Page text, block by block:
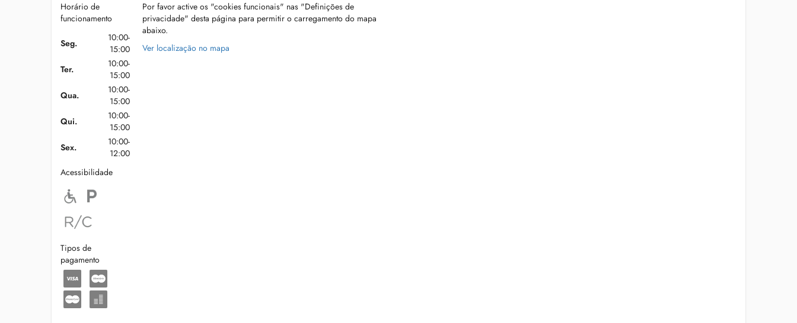
Horário de
funcionamento
Seg.
10:00-
15:00
Ter.
10:00-
15:00
Qua.
10:00-
15:00
Qui.
10:00-
15:00
Sex.
10:00-
12:00
Acessibilidade
Tipos de
pagamento
Por favor active os "cookies funcionais" nas "Definições de
privacidade" desta página para permitir o carregamento do mapa
abaixo.
Ver localização no mapa